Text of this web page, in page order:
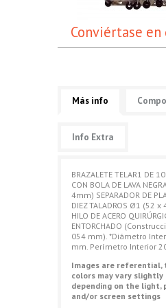
Conviértase
Más info
Info Extra
BRAZALETE TELAR1 DE
CON BOLA DE LAVA
4mm) SEPARADOR DE
DIEZ TALADROS Ø1 (52 x
HILO DE ACERO
ENTORCHADO
054 mm). *Diámetro
mm. Perímetro Interior
Images are referential,
colors may vary slightly
depending on the light,
and/or screen settings